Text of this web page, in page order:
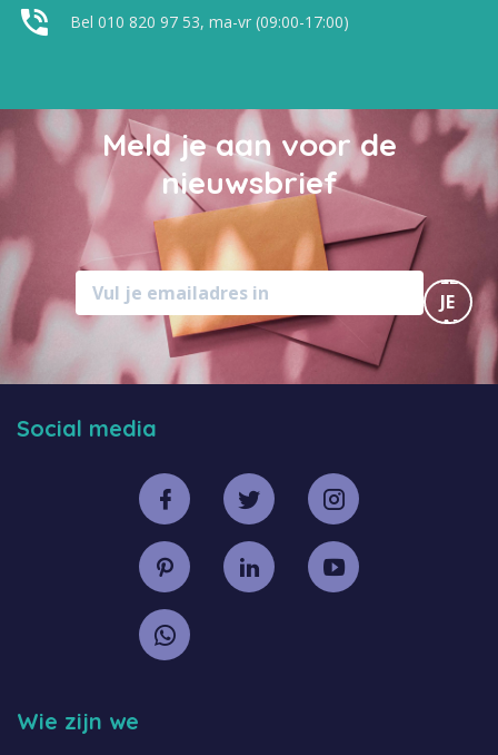
Bel 010 820 97 53, ma-vr (09:00-17:00)
Meld je aan voor de
nieuwsbrief
MELD
JE
AAN
Wie zijn we
Social media